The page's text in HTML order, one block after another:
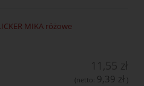
MIKA różowe
(netto: 9,39 zł )